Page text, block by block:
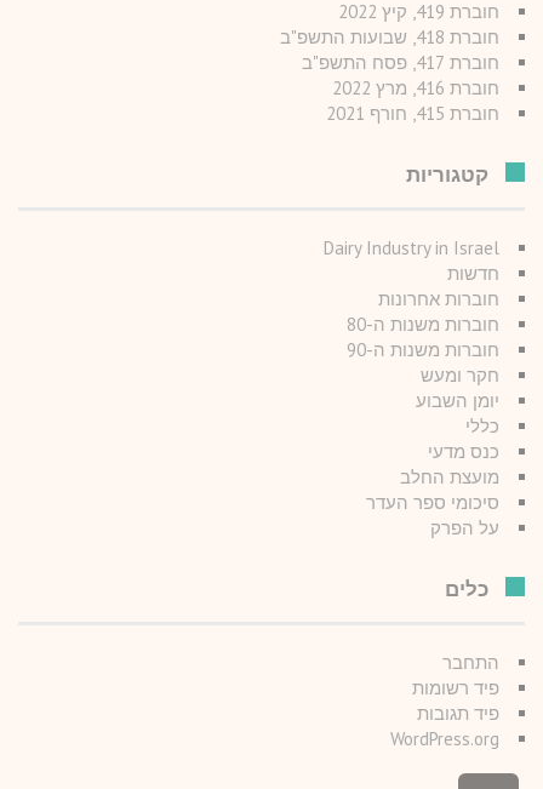
חוברת 419, קיץ 2022
חוברת 418, שבועות התשפ"ב
חוברת 417, פסח התשפ"ב
חוברת 416, מרץ 2022
חוברת 415, חורף 2021
קטגוריות
Dairy Industry in Israel
חדשות
חוברות אחרונות
חוברות משנות ה-80
חוברות משנות ה-90
חקר ומעש
יומן השבוע
כללי
כנס מדעי
מועצת החלב
סיכומי ספר העדר
על הפרק
כלים
התחבר
פיד רשומות
פיד תגובות
WordPress.org